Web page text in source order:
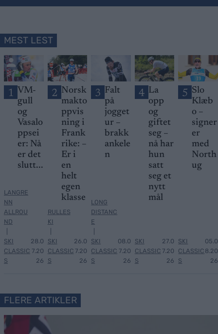
MEST LEST
1 VM-
gull
og
Vasalo
ppsei
er: Nå
er det
slutt...
LANGRE
NN
ALLROU
ND
SKI
CLASSIC
S
28.0
7.20
26
2 Norsk
makto
ppvis
ning i
Frank
rike: –
Er i
en
helt
egen
klasse
RULLES
KI
SKI
CLASSIC
S
26.0
7.20
26
3 Falt
på
jogget
ur –
brakk
ankele
n
LONG
DISTANC
E
SKI
CLASSIC
S
08.0
7.20
26
4 La
opp
og
giftet
seg –
nå har
hun
satt
seg et
nytt
mål
SKI
CLASSIC
S
27.0
7.20
26
5 Slo
Klæb
o –
signer
er
med
North
ug
SKI
CLASSIC
S
05.0
8.20
26
FLERE ARTIKLER